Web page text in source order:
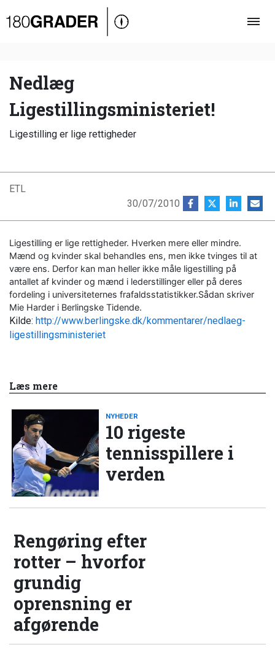
Oversigt
Debat
Video
Podcast
Nedlæg
Ligestillingsministeriet!
Ligestilling er lige rettigheder
ETL
30/07/2010
Ligestilling er lige rettigheder. Hverken mere eller mindre.
Mænd og kvinder skal behandles ens, men ikke tvinges til at
være ens. Derfor kan man heller ikke måle ligestilling på
antallet af kvinder og mænd i lederstillinger eller på deres
fordeling i universiteternes frafaldsstatistikker.Sådan skriver
Mie Harder i Berlingske Tidende.
Kilde: http://www.berlingske.dk/kommentarer/nedlaeg-
ligestillingsministeriet
Læs mere
NYHEDER
10 rigeste
tennisspillere i
verden
Rengøring efter
rotter – hvorfor
grundig
oprensning er
afgørende